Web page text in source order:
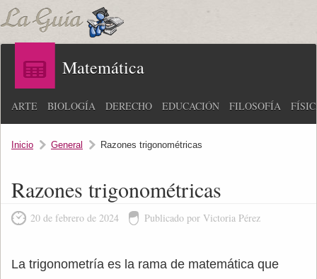
Matemática
ARTE BIOLOGÍA DERECHO EDUCACIÓN FILOSOFÍA
Inicio General Razones trigonométricas
Razones trigonométricas
20 de febrero de 2024 Publicado por Victoria Pérez
La trigonometría es la rama de matemática que